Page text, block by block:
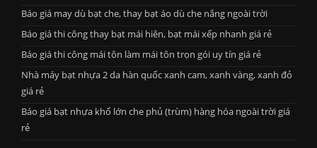
Báo giá may dù bạt che, thay bạt áo dù che nắng ngoài trời
Báo giá thi công thay bạt mái hiên, bạt mái xếp nhanh giá rẻ
Báo giá thi công mái tôn làm mái tôn trọn gói uy tín giá rẻ
Nhà máy bạt nhựa 2 da hàn quốc xanh cam, xanh vàng, xanh đỏ
giá rẻ
Báo giá bạt nhựa khổ lớn che phủ (trùm) hàng hóa ngoài trời giá
rẻ